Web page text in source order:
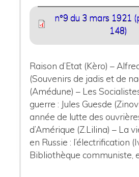
n°9 du 3 mars 1921
148)
Raison d’Etat (Kèro) –
(Souvenirs de jadis et de
(Amédune) – Les
guerre : Jules Guesde
année de lutte des
d’Amérique (Z.Lilina) – La
en Russie : l’électrification
Bibliothèque communiste,